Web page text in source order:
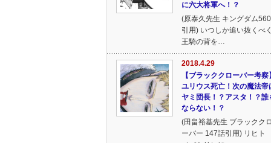
に六大将軍へ！？
(原泰久先生 キングダム
引用) いつしか追い抜くべく
王騎の背を…
2018.4.29
【ブラッククローバー考察】
ユリウス死亡！次の魔法帝
ヤミ団長！？アスタ！？誰
ならない！？
(田畠裕基先生 ブラッククロ
ーバー 147話引用) リヒト